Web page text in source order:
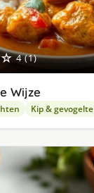
4 (1)
Wijze
Kip & gevogelte